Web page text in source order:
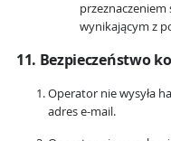
wynikającym z
11. Bezpieczeństwo
Operator nie wysyła
adres e-mail.